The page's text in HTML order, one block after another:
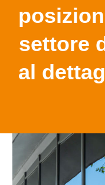
settore
al